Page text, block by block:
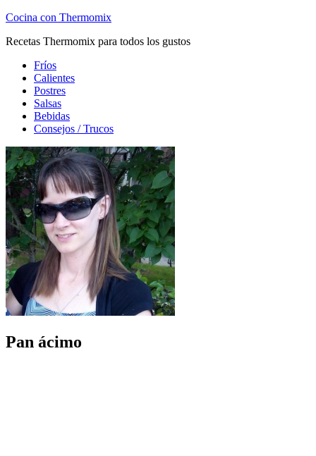
Cocina con Thermomix
Recetas Thermomix para todos los gustos
Fríos
Calientes
Postres
Salsas
Bebidas
Consejos / Trucos
Pan ácimo